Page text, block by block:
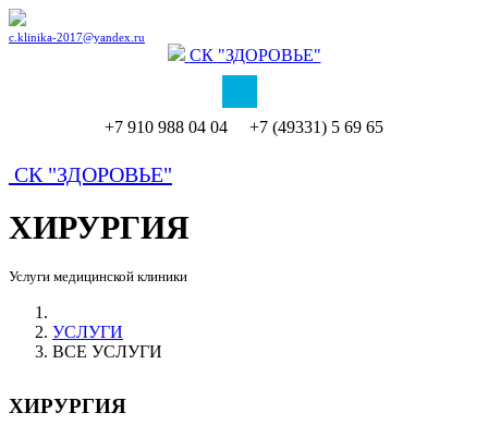
c.klinika-2017@yandex.ru
СК "ЗДОРОВЬЕ"
+7 910 988 04 04 +7 (49331) 5 69 65
СК "ЗДОРОВЬЕ"
ХИРУРГИЯ
Услуги медицинской клиники
УСЛУГИ
ВСЕ УСЛУГИ
ХИРУРГИЯ